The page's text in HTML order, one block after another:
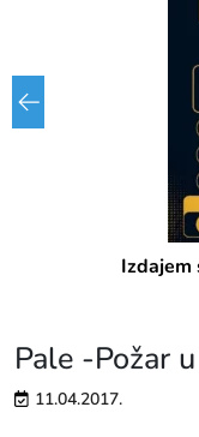
Izdajem
Pale -Požar
11.04.2017.